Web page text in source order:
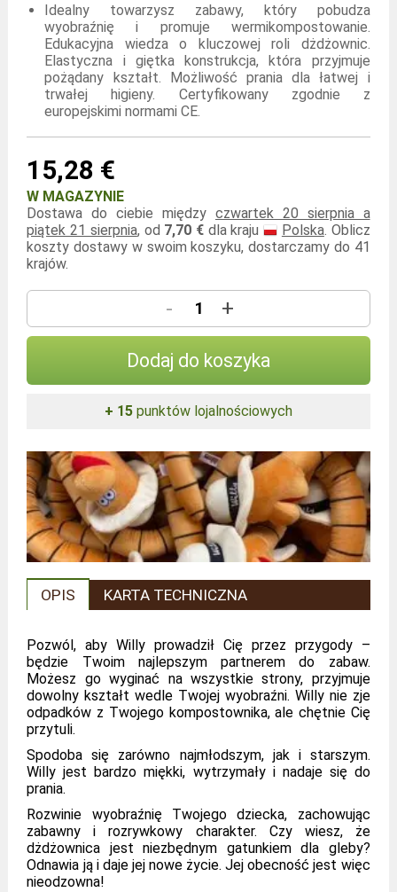
Idealny towarzysz zabawy, który pobudza
wyobraźnię i promuje wermikompostowanie.
Edukacyjna wiedza o kluczowej roli dżdżownic.
Elastyczna i giętka konstrukcja, która przyjmuje
pożądany kształt. Możliwość prania dla łatwej i
trwałej higieny. Certyfikowany zgodnie z
europejskimi normami CE.
15,28 €
W MAGAZYNIE
Dostawa do ciebie między czwartek 20 sierpnia a
piątek 21 sierpnia, od 7,70 € dla kraju Polska. Oblicz
koszty dostawy w swoim koszyku, dostarczamy do 41
krajów.
- +
Dodaj do koszyka
+ 15 punktów lojalnościowych
OPIS KARTA TECHNICZNA
Pozwól, aby Willy prowadził Cię przez przygody –
będzie Twoim najlepszym partnerem do zabaw.
Możesz go wyginać na wszystkie strony, przyjmuje
dowolny kształt wedle Twojej wyobraźni. Willy nie zje
odpadków z Twojego kompostownika, ale chętnie Cię
przytuli.
Spodoba się zarówno najmłodszym, jak i starszym.
Willy jest bardzo miękki, wytrzymały i nadaje się do
prania.
Rozwinie wyobraźnię Twojego dziecka, zachowując
zabawny i rozrywkowy charakter. Czy wiesz, że
dżdżownica jest niezbędnym gatunkiem dla gleby?
Odnawia ją i daje jej nowe życie. Jej obecność jest więc
nieodzowna!